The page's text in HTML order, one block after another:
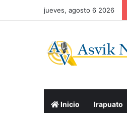
jueves, agosto 6 2026
Inicio Irapuato